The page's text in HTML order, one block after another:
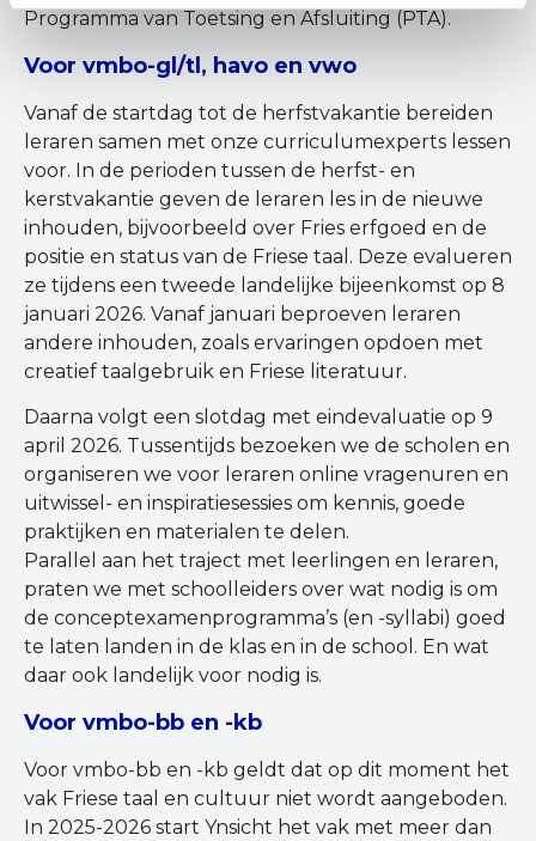
Programma van Toetsing en Afsluiting (PTA).
Voor vmbo-gl/tl, havo en vwo
Vanaf de startdag tot de herfstvakantie bereiden
leraren samen met onze curriculumexperts lessen
voor. In de perioden tussen de herfst- en
kerstvakantie geven de leraren les in de nieuwe
inhouden, bijvoorbeeld over Fries erfgoed en de
positie en status van de Friese taal. Deze evalueren
ze tijdens een tweede landelijke bijeenkomst op 8
januari 2026. Vanaf januari beproeven leraren
andere inhouden, zoals ervaringen opdoen met
creatief taalgebruik en Friese literatuur.
Daarna volgt een slotdag met eindevaluatie op 9
april 2026. Tussentijds bezoeken we de scholen en
organiseren we voor leraren online vragenuren en
uitwissel- en inspiratiesessies om kennis, goede
praktijken en materialen te delen.
Parallel aan het traject met leerlingen en leraren,
praten we met schoolleiders over wat nodig is om
de conceptexamenprogramma’s (en -syllabi) goed
te laten landen in de klas en in de school. En wat
daar ook landelijk voor nodig is.
Voor vmbo-bb en -kb
Voor vmbo-bb en -kb geldt dat op dit moment het
vak Friese taal en cultuur niet wordt aangeboden.
In 2025-2026 start Ynsicht het vak met meer dan